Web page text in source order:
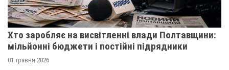
Хто заробляє на висвітленні влади Полтавщини:
мільйонні бюджети і постійні підрядники
01 травня 2026